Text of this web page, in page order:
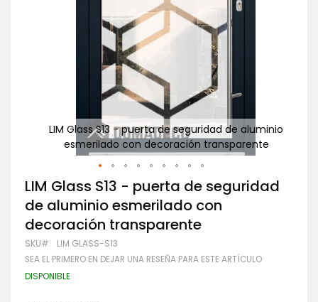
LIM Glass S13 - puerta de seguridad de aluminio
esmerilado con decoración transparente
Saltar
al
comienzo
de
la
galería
de
imágenes
LIM Glass S13 - puerta de seguridad
de aluminio esmerilado con
decoración transparente
SKU LIM GLASS-S13
SEA EL PRIMERO EN DEJAR UNA RESEÑA PARA ESTE ARTÍCULO
DISPONIBLE